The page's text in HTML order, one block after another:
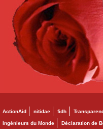
ActionAid nitidae fidh
Ingénieurs du Monde Déclaration de